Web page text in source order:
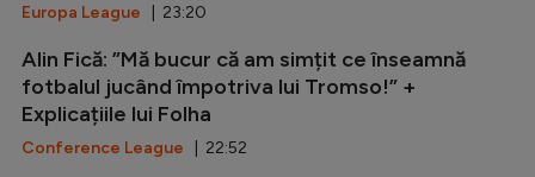
Europa League | 23:20
Alin Fică: ”Mă bucur că am simțit ce înseamnă
fotbalul jucând împotriva lui Tromso!” +
Explicațiile lui Folha
Conference League | 22:52